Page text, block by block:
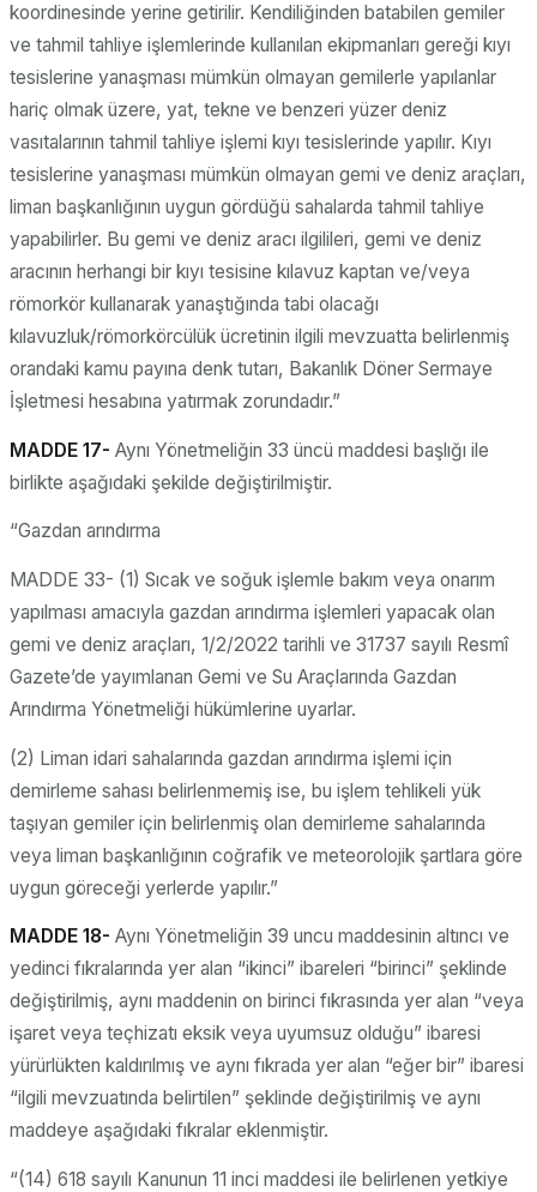
koordinesinde yerine getirilir. Kendiliğinden batabilen gemiler
ve tahmil tahliye işlemlerinde kullanılan ekipmanları gereği kıyı
tesislerine yanaşması mümkün olmayan gemilerle yapılanlar
hariç olmak üzere, yat, tekne ve benzeri yüzer deniz
vasıtalarının tahmil tahliye işlemi kıyı tesislerinde yapılır. Kıyı
tesislerine yanaşması mümkün olmayan gemi ve deniz araçları,
liman başkanlığının uygun gördüğü sahalarda tahmil tahliye
yapabilirler. Bu gemi ve deniz aracı ilgilileri, gemi ve deniz
aracının herhangi bir kıyı tesisine kılavuz kaptan ve/veya
römorkör kullanarak yanaştığında tabi olacağı
kılavuzluk/römorkörcülük ücretinin ilgili mevzuatta belirlenmiş
orandaki kamu payına denk tutarı, Bakanlık Döner Sermaye
İşletmesi hesabına yatırmak zorundadır.”
MADDE 17- Aynı Yönetmeliğin 33 üncü maddesi başlığı ile
birlikte aşağıdaki şekilde değiştirilmiştir.
“Gazdan arındırma
MADDE 33- (1) Sıcak ve soğuk işlemle bakım veya onarım
yapılması amacıyla gazdan arındırma işlemleri yapacak olan
gemi ve deniz araçları, 1/2/2022 tarihli ve 31737 sayılı Resmî
Gazete’de yayımlanan Gemi ve Su Araçlarında Gazdan
Arındırma Yönetmeliği hükümlerine uyarlar.
(2) Liman idari sahalarında gazdan arındırma işlemi için
demirleme sahası belirlenmemiş ise, bu işlem tehlikeli yük
taşıyan gemiler için belirlenmiş olan demirleme sahalarında
veya liman başkanlığının coğrafik ve meteorolojik şartlara göre
uygun göreceği yerlerde yapılır.”
MADDE 18- Aynı Yönetmeliğin 39 uncu maddesinin altıncı ve
yedinci fıkralarında yer alan “ikinci” ibareleri “birinci” şeklinde
değiştirilmiş, aynı maddenin on birinci fıkrasında yer alan “veya
işaret veya teçhizatı eksik veya uyumsuz olduğu” ibaresi
yürürlükten kaldırılmış ve aynı fıkrada yer alan “eğer bir” ibaresi
“ilgili mevzuatında belirtilen” şeklinde değiştirilmiş ve aynı
maddeye aşağıdaki fıkralar eklenmiştir.
“(14) 618 sayılı Kanunun 11 inci maddesi ile belirlenen yetkiye